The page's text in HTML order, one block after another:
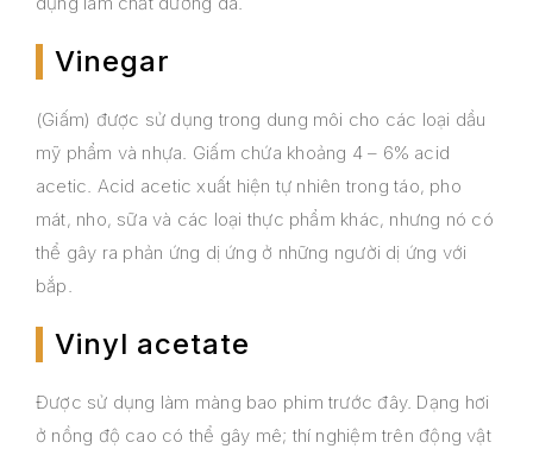
Vinegar
(Giấm) được sử dụng trong dung môi cho các loại dầu
mỹ phẩm và nhựa. Giấm chứa khoảng 4 – 6% acid
acetic. Acid acetic xuất hiện tự nhiên trong táo, pho
mát, nho, sữa và các loại thực phẩm khác, nhưng nó có
thể gây ra phản ứng dị ứng ở những người dị ứng với
bắp.
Vinyl acetate
Được sử dụng làm màng bao phim trước đây. Dạng hơi
ở nồng độ cao có thể gây mê; thí nghiệm trên động vật